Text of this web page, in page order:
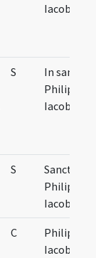
Iacobo
S
In
Philippi et
Iacobi
S
Philippi et
Iacobi
C
Philippi et
Iacobi